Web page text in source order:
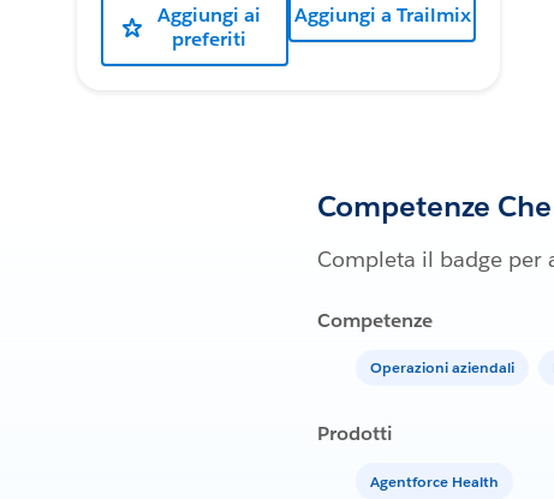
Aggiungi ai
preferiti
Aggiungi a Trailmix
Competenze
Completa il badge per
Competenze
Operazioni aziendali
Prodotti
Agentforce Health